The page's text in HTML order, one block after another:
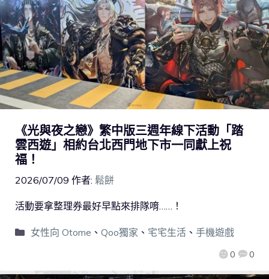
《光與夜之戀》繁中版三週年線下活動「踏
雲西遊」相約台北西門地下市一同獻上祝
福！
2026/07/09 作者: 鬆餅
0 0
活動要拿整理券最好早點來排隊唷……！
女性向 Otome 、 Qoo獨家 、 宅宅生活、 手機遊戲